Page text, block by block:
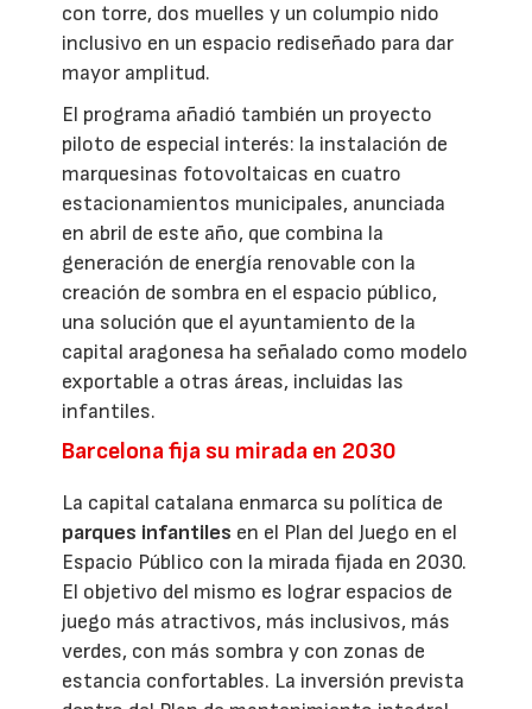
con torre, dos muelles y un columpio nido
inclusivo en un espacio rediseñado para dar
mayor amplitud.
El programa añadió también un proyecto
piloto de especial interés: la instalación de
marquesinas fotovoltaicas en cuatro
estacionamientos municipales, anunciada
en abril de este año, que combina la
generación de energía renovable con la
creación de sombra en el espacio público,
una solución que el ayuntamiento de la
capital aragonesa ha señalado como modelo
exportable a otras áreas, incluidas las
infantiles.
Barcelona fija su mirada en 2030
La capital catalana enmarca su política de
parques infantiles en el Plan del Juego en el
Espacio Público con la mirada fijada en 2030.
El objetivo del mismo es lograr espacios de
juego más atractivos, más inclusivos, más
verdes, con más sombra y con zonas de
estancia confortables. La inversión prevista